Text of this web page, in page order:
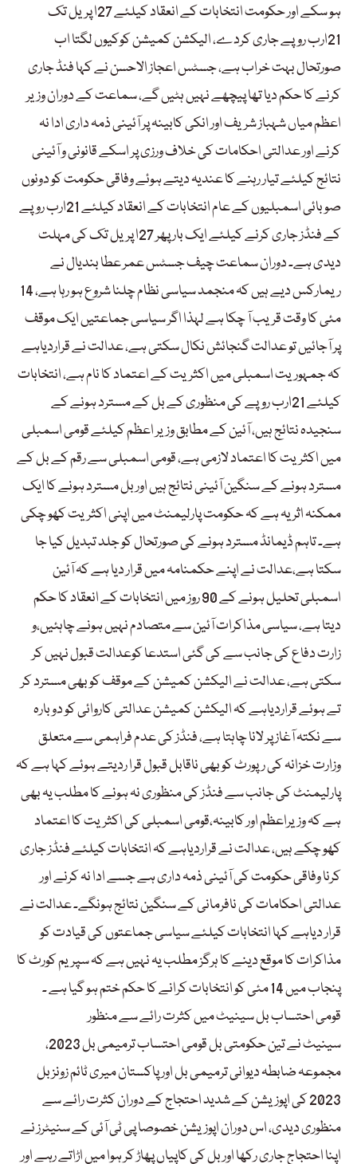
ہو سکے اور حکومت انتخابات کے انعقاد کیلئے 27ا پریل تک
21ارب روپے جاری کردے، الیکشن کمیشن کوکیوں لگتا اب
صورتحال بہت خراب ہے، جسٹس اعجاز الاحسن نے کہا فنڈ جاری
کرنے کا حکم دیا تھا پیچھے نہیں ہٹیں گے، سماعت کے دوران وزیر
اعظم میاں شہباز شریف اور انکی کابینہ پر آئینی ذمہ داری ادا نہ
کرنے اور عدالتی احکامات کی خلاف ورزی پر اسکے قانونی و آئینی
نتائج کیلئے تیار رہنے کا عندیہ دیتے ہوئے وفاقی حکومت کو دونوں
صوبائی اسمبلیوں کے عام انتخابات کے انعقاد کیلئے 21ارب روپے
کے فنڈز جاری کرنے کیلئے ایک بار پھر 27ا پریل تک کی مہلت
دیدی ہے۔ دوران سماعت چیف جسٹس عمر عطا بندیال نے
ریمارکس دیے ہیں کہ منجمد سیاسی نظام چلنا شروع ہو رہا ہے، 14
مئی کا وقت قریب آ چکا ہے لہذا اگر سیاسی جماعتیں ایک موقف
پر آجائیں تو عدالت گنجائش نکال سکتی ہے، عدالت نے قراردیاہے
کہ جمہوریت اسمبلی میں اکثریت کے اعتماد کا نام ہے، انتخابات
کیلئے 21ارب روپے کی منظوری کے بل کے مسترد ہونے کے
سنجیدہ نتائج ہیں، آئین کے مطابق وزیر اعظم کیلئے قومی اسمبلی
میں اکثریت کا اعتماد لازمی ہے، قومی اسمبلی سے رقم کے بل کے
مسترد ہونے کے سنگین آئینی نتائج ہیں اور بل مسترد ہونے کا ایک
ممکنہ اثر یہ ہے کہ حکومت پارلیمنٹ میں اپنی اکثریت کھو چکی
ہے۔ تاہم ڈیمانڈ مسترد ہونے کی صورتحال کو جلد تبدیل کیا جا
سکتا ہے،عدالت نے اپنے حکمنامہ میں قرار دیا ہے کہ آئین
اسمبلی تحلیل ہونے کے 90 روز میں انتخابات کے انعقاد کا حکم
دیتا ہے، سیاسی مذاکرات آئین سے متصادم نہیں ہونے چاہئیں،و
زارت دفاع کی جانب سے کی گئی استدعا کوعدالت قبول نہیں کر
سکتی ہے، عدالت نے الیکشن کمیشن کے موقف کو بھی مسترد کر
تے ہوئے قراردیاہے کہ الیکشن کمیشن عدالتی کاروائی کو دوبارہ
سے نکتہ آغاز پر لانا چاہتا ہے، فنڈز کی عدم فراہمی سے متعلق
وزارت خزانہ کی رپورٹ کو بھی ناقابل قبول قرا ردیتے ہوئے کہا ہے کہ
پارلیمنٹ کی جانب سے فنڈز کی منظوری نہ ہونے کا مطلب یہ بھی
ہے کہ وزیراعظم اور کابینہ،قومی اسمبلی کی اکثریت کا اعتماد
کھو چکے ہیں، عدالت نے قراردیاہے کہ انتخابات کیلئے فنڈز جاری
کرنا وفاقی حکومت کی آئینی ذمہ داری ہے جسے ادا نہ کرنے اور
عدالتی احکامات کی نافرمانی کے سنگین نتائج ہونگے۔ عدالت نے
قرار دیاہے کہا انتخابات کیلئے سیاسی جماعتوں کی قیادت کو
مذاکرات کا موقع دینے کا ہرگز مطلب یہ نہیں ہے کہ سپریم کورٹ کا
پنجاب میں 14 مئی کو انتخابات کرانے کا حکم ختم ہو گیا ہے ۔
قومی احتساب بل سینیٹ میں کثرت رائے سے منظور
سینیٹ نے تین حکومتی بل قومی احتساب ترمیمی بل 2023،
مجموعہ ضابطہ دیوانی ترمیمی بل اور پاکستان میری ٹائم زونز بل
2023 کی اپوزیشن کے شدید احتجاج کے دوران کثرت رائے سے
منظوری دیدی، اس دوران اپوزیشن خصوصا پی ٹی آئی کے سنیٹرز نے
اپنا احتجاج جاری رکھا اور بل کی کاپیاں پھاڑ کر ہوا میں اڑاتے رہے اور